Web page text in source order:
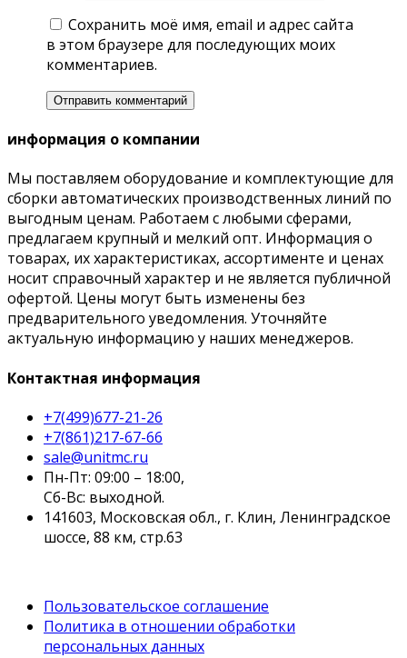
Сохранить моё имя, email и адрес сайта
в этом браузере для последующих моих
комментариев.
информация о компании
Мы поставляем оборудование и комплектующие для
сборки автоматических производственных линий по
выгодным ценам. Работаем с любыми сферами,
предлагаем крупный и мелкий опт. Информация о
товарах, их характеристиках, ассортименте и ценах
носит справочный характер и не является публичной
офертой. Цены могут быть изменены без
предварительного уведомления. Уточняйте
актуальную информацию у наших менеджеров.
Контактная информация
+7(499)677-21-26
+7(861)217-67-66
sale@unitmc.ru
Пн-Пт: 09:00 – 18:00,
Сб-Вс: выходной.
141603, Московская обл., г. Клин, Ленинградское
шоссе, 88 км, стр.63
Пользовательское соглашение
Политика в отношении обработки
персональных данных